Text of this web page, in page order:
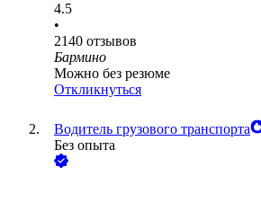
4.5
•
2140 отзывов
Бармино
Можно без резюме
Откликнуться
Водитель грузового транспорта
Без опыта